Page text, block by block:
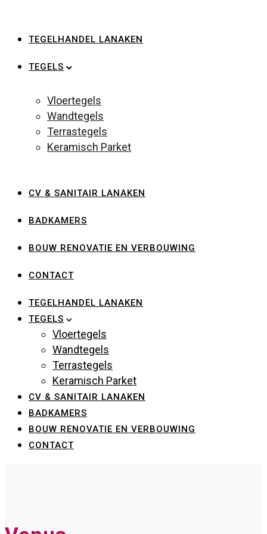
TEGELHANDEL LANAKEN
TEGELS
Vloertegels
Wandtegels
Terrastegels
Keramisch Parket
CV & SANITAIR LANAKEN
BADKAMERS
BOUW RENOVATIE EN VERBOUWING
CONTACT
TEGELHANDEL LANAKEN
TEGELS
Vloertegels
Wandtegels
Terrastegels
Keramisch Parket
CV & SANITAIR LANAKEN
BADKAMERS
BOUW RENOVATIE EN VERBOUWING
CONTACT